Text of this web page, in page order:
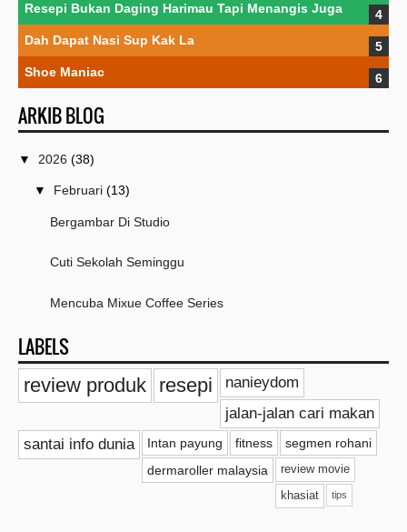
Resepi Bukan Daging Harimau Tapi Menangis Juga
Dah Dapat Nasi Sup Kak La
Shoe Maniac
ARKIB BLOG
▼ 2026 (38)
▼ Februari (13)
Bergambar Di Studio
Cuti Sekolah Seminggu
Mencuba Mixue Coffee Series
Cari Serbuk Koko Di Rakan Greenwood
Pengalaman Mengikuti Ujian VRA Test Aqeel
Sekejap Yang Bermakna Dapat Jumpa Mama
Dah Dapat Nasi Sup Kak La
LABELS
review produk resepi
nanieydom
jalan-jalan cari makan
santai info dunia
Intan payung fitness
segmen rohani
dermaroller malaysia
review movie
khasiat tips